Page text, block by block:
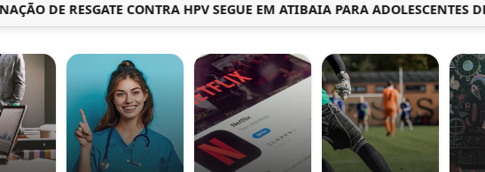
DE RESGATE CONTRA HPV SEGUE EM ATIBAIA PARA ADOLESCENTES DE 15